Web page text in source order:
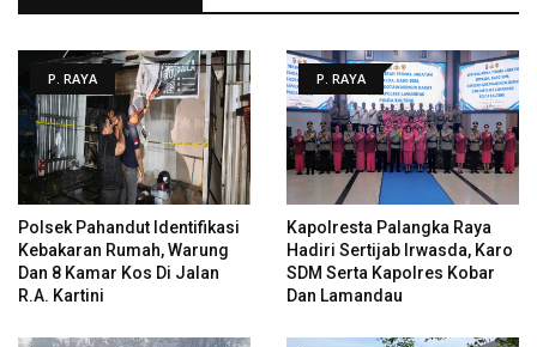
P. RAYA
Polsek Pahandut Identifikasi
Kebakaran Rumah, Warung
Dan 8 Kamar Kos Di Jalan
R.A. Kartini
P. RAYA
Kapolresta Palangka Raya
Hadiri Sertijab Irwasda, Karo
SDM Serta Kapolres Kobar
Dan Lamandau